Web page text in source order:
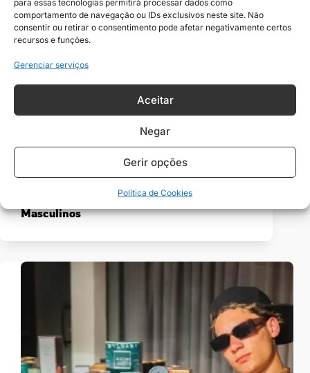
para essas tecnologias permitirá processar dados como
comportamento de navegação ou IDs exclusivos neste site. Não
consentir ou retirar o consentimento pode afetar negativamente certos
recursos e funções.
Gerenciar serviços
Aceitar
Negar
Gerir opções
Política de Cookies
Os 10 Melhores Perfumes Importados
Masculinos